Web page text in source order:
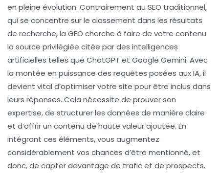
en pleine évolution. Contrairement au SEO traditionnel,
qui se concentre sur le classement dans les résultats
de recherche, la GEO cherche à faire de votre contenu
la source privilégiée citée par des intelligences
artificielles telles que ChatGPT et Google Gemini. Avec
la montée en puissance des requêtes posées aux IA, il
devient vital d’optimiser votre site pour être inclus dans
leurs réponses. Cela nécessite de prouver son
expertise, de structurer les données de manière claire
et d’offrir un contenu de haute valeur ajoutée. En
intégrant ces éléments, vous augmentez
considérablement vos chances d’être mentionné, et
donc, de capter davantage de trafic et de prospects.